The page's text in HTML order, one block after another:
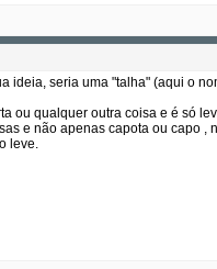
seria uma "talha" (aqui o
ou qualquer outra coisa e é só
e não apenas capota ou capo
leve.